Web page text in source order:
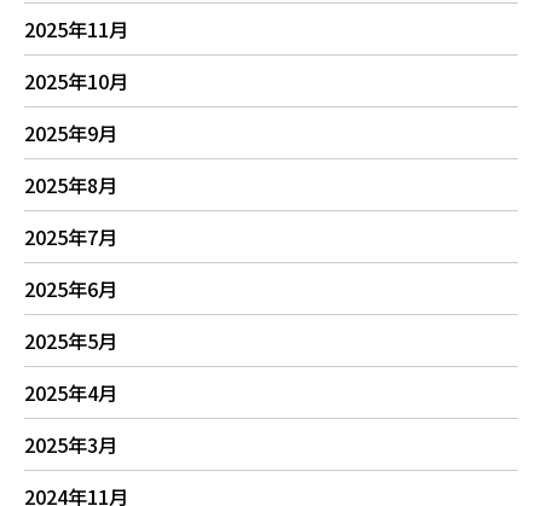
2025年11月
2025年10月
2025年9月
2025年8月
2025年7月
2025年6月
2025年5月
2025年4月
2025年3月
2024年11月